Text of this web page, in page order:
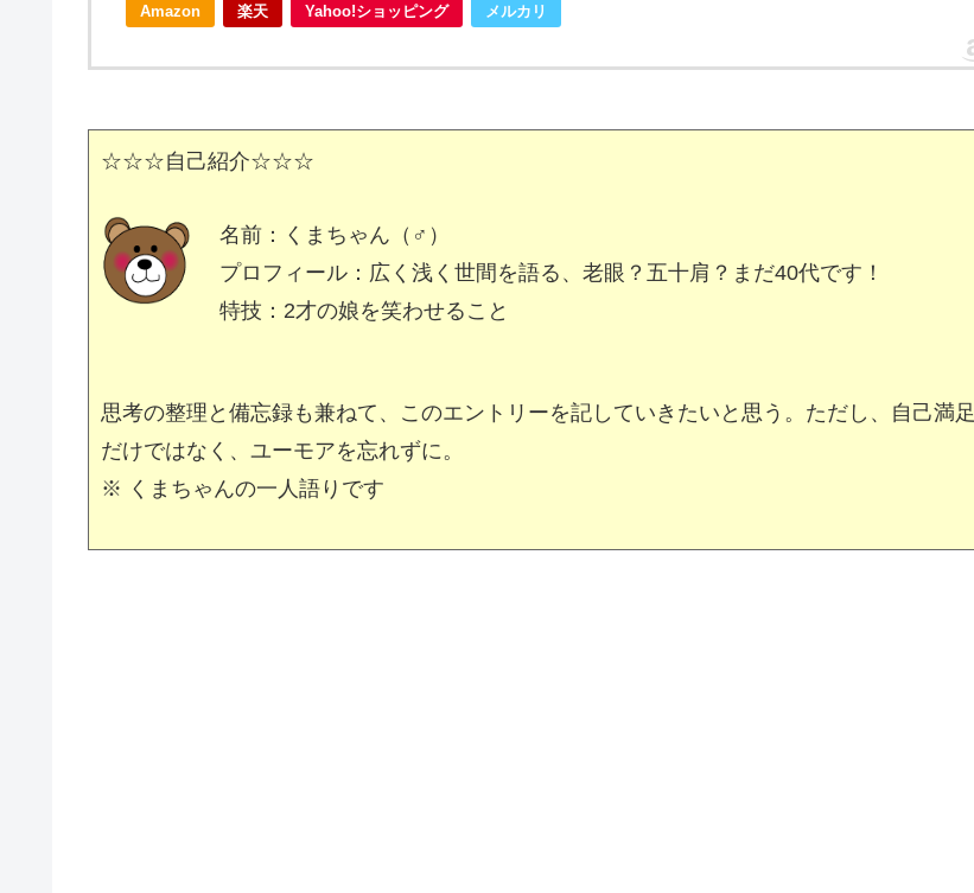
Amazon 楽天 Yahoo!ショッピング メルカリ
☆☆☆自己紹介☆☆☆
名前：くまちゃん（♂）
プロフィール：広く浅く世間を語る、老眼？五十肩？まだ40代です！
特技：2才の娘を笑わせること
思考の整理と備忘録も兼ねて、このエントリーを記していきたいと思う。ただし、自己満足
だけではなく、ユーモアを忘れずに。
※ くまちゃんの一人語りです